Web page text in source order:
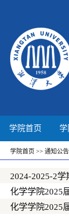
学院首页
学院首页 >> 通知公告
2024-2025-2
化学学院2025
化学学院2025